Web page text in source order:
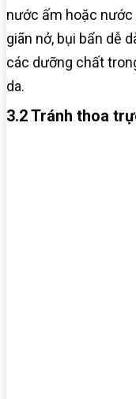
nước ấm hoặc nước
giãn nở, bụi bẩn dễ
các dưỡng chất
da.
3.2 Tránh thoa